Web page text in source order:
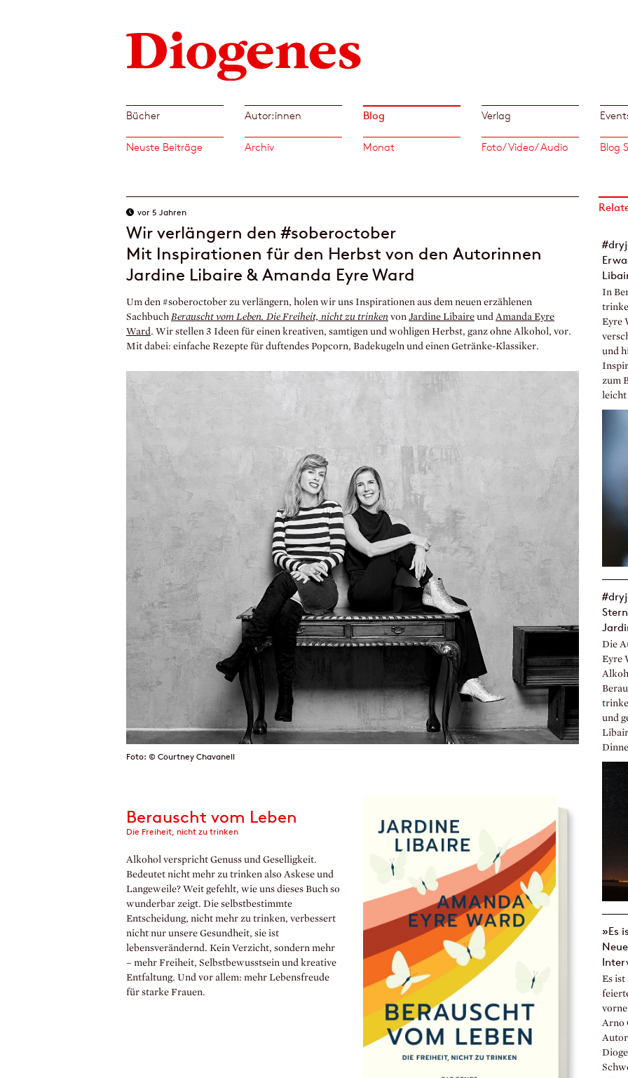
Bücher Autor:innen Blog Verlag
Neuste Beiträge Archiv Monat Foto/ Video/ Audio
vor 5 Jahren
Wir verlängern den #soberoctober
Mit Inspirationen für den Herbst von den Autorinnen
Jardine Libaire & Amanda Eyre Ward
Um den #soberoctober zu verlängern, holen wir uns Inspirationen aus dem neuen erzählenen
SachbuchBerauscht vom Leben. Die Freiheit, nicht zu trinken von Jardine Libaire und Amanda Eyre
Ward. Wir stellen 3 Ideen für einen kreativen, samtigen und wohligen Herbst, ganz ohne Alkohol, vor.
Mit dabei: einfache Rezepte für duftendes Popcorn, Badekugeln und einen Getränke-Klassiker.
Foto: © Courtney Chavanell
Berauscht vom Leben
Die Freiheit, nicht zu trinken
Alkohol verspricht Genuss und Geselligkeit.
Bedeutet nicht mehr zu trinken also Askese und
Langeweile? Weit gefehlt, wie uns dieses Buch so
wunderbar zeigt. Die selbstbestimmte
Entscheidung, nicht mehr zu trinken, verbessert
nicht nur unsere Gesundheit, sie ist
lebensverändernd. Kein Verzicht, sondern mehr
– mehr Freiheit, Selbstbewusstsein und kreative
Entfaltung. Und vor allem: mehr Lebensfreude
für starke Frauen.
In
Eyre
und
zum
leicht
Die
Eyre
und
»Es
Es
Arno